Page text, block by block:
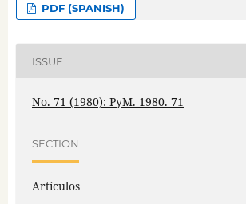
PDF (SPANISH)
ISSUE
No. 71 (1980): PyM. 1980. 71
SECTION
Artículos